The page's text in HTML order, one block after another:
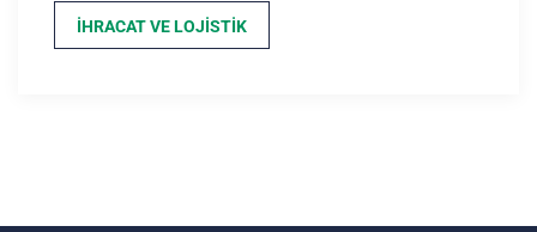
İHRACAT VE LOJISTIK